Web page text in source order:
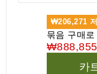
₩206,271
묶음 구매
₩888,855
카